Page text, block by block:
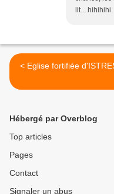
lit... hihihihi.
< Eglise fortifiée
Hébergé par Overblog
Top articles
Pages
Contact
Signaler un abus